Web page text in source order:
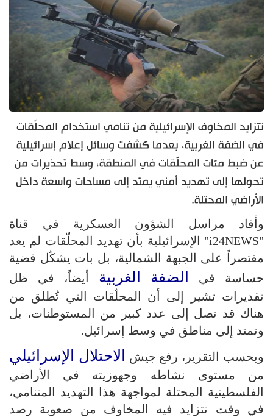
تتزايد المخاوف الإسرائيلية من تنامي استخدام المحلّقات
في الضفة الغربية، بعدما كشفت وسائل إعلام إسرائيلية
عن ضبط مئات المحلّقات في المنطقة، وسط تحذيرات من
تحولها إلى تهديد أمني يمتد إلى مساحات واسعة داخل
الأراضي المحتلة.
وأفاد مراسل الشؤون العسكرية في قناة
"i24NEWS" الإسرائيلية بأن تهديد المحلّقات لم يعد
مقتصراً على الجبهة الشمالية، بل بات يشكّل قضية
حساسة في
الضفة الغربية أيضاً، في ظل
تقديرات تشير إلى أن المحلّقات التي تُطلق من
هناك قد تصل إلى عدد كبير من المستوطنات، بل
وتمتد إلى مناطق في وسط إسرائيل.
وبحسب التقرير، رفع جيش
الاحتلال الإسرائيلي
من مستوى نشاطه وجهوزيته في الأراضي
الفلسطينية المحتلة لمواجهة هذا التهديد المتنامي،
في وقت تتزايد فيه المخاوف من صعوبة رصد